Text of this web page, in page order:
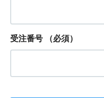
受注番号 （必須）